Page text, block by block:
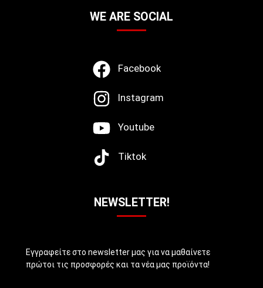
WE ARE SOCIAL
Facebook
Instagram
Youtube
Tiktok
NEWSLETTER!
Εγγραφείτε στο newsletter μας για να μαθαίνετε
πρώτοι τις προσφορές και τα νέα μας προϊόντα!